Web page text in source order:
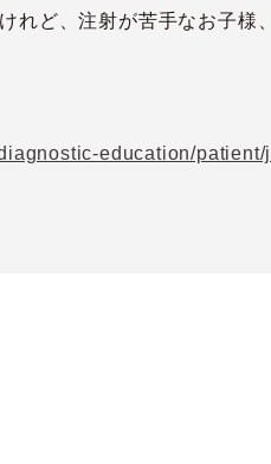
れど、注射が苦手なお子
education/